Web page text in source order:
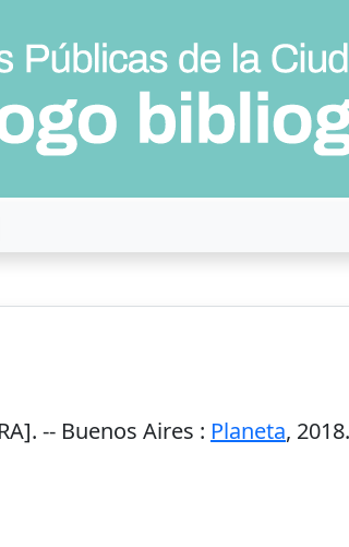
-- Buenos Aires : Planeta, 2018